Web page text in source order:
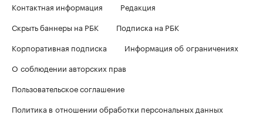
Контактная информация
Редакция
Скрыть баннеры на РБК
Подписка на РБК
Корпоративная подписка
Информация об ограничениях
О соблюдении авторских прав
Пользовательское соглашение
Политика в отношении обработки персональных данных